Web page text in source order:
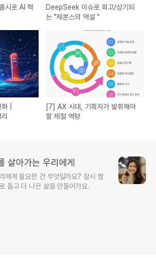
시로 AI 혁
DeepSeek 이슈로 회고/상기되
는 "제본스의 역설 "
|
[7] AX 시대, 기획자가 발휘해야
할 제철 역량
살아가는 우리에게
에게 필요한 건 무엇일까요? 잠시 짬
돕고 더 나은 삶을 만들어가요.